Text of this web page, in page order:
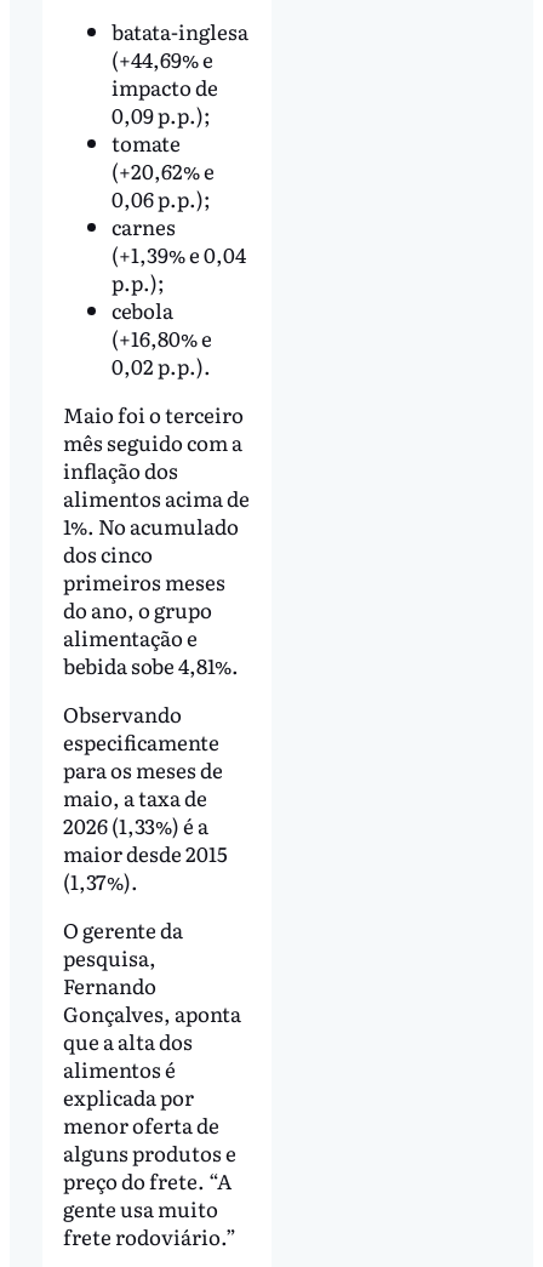
batata-inglesa
(+44,69% e
impacto de
0,09 p.p.);
tomate
(+20,62% e
0,06 p.p.);
carnes
(+1,39% e 0,04
p.p.);
cebola
(+16,80% e
0,02 p.p.).
Maio foi o terceiro
mês seguido com a
inflação dos
alimentos acima de
1%. No acumulado
dos cinco
primeiros meses
do ano, o grupo
alimentação e
bebida sobe 4,81%.
Observando
especificamente
para os meses de
maio, a taxa de
2026 (1,33%) é a
maior desde 2015
(1,37%).
O gerente da
pesquisa,
Fernando
Gonçalves, aponta
que a alta dos
alimentos é
explicada por
menor oferta de
alguns produtos e
preço do frete. “A
gente usa muito
frete rodoviário.”